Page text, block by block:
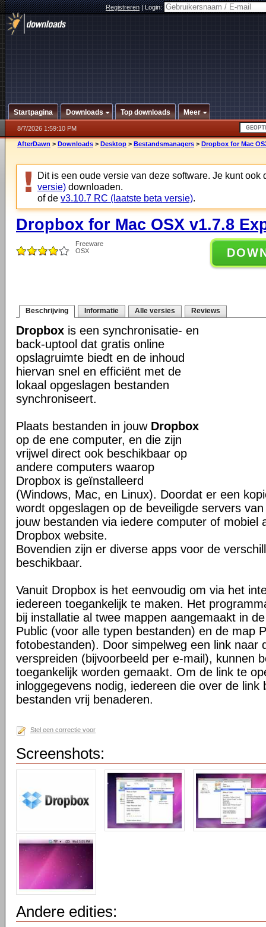
Registreren|Login:
Startpagina Downloads Top downloads Meer
8/7/2026 1:59:10 PM
AfterDawn > Downloads > Desktop > Bestandsmanagers > Dropbox for Mac
Dit is een oude versie van deze software. Je kunt ook
versie) downloaden.
of de v3.10.7 RC (laatste beta versie).
Dropbox for Mac OSX v1.7.8
Freeware
OSX
Beschrijving Informatie Alle versies Reviews
Dropbox is een synchronisatie- en
back-uptool dat gratis online
opslagruimte biedt en de inhoud
hiervan snel en efficiënt met de
lokaal opgeslagen bestanden
synchroniseert.
Plaats bestanden in jouw Dropbox
op de ene computer, en die zijn
vrijwel direct ook beschikbaar op
andere computers waarop
Dropbox is geïnstalleerd
(Windows, Mac, en Linux). Doordat er een
wordt opgeslagen op de beveiligde servers
jouw bestanden via iedere computer of mobiel
Dropbox website.
Bovendien zijn er diverse apps voor de
beschikbaar.
Vanuit Dropbox is het eenvoudig om via het
iedereen toegankelijk te maken. Het
bij installatie al twee mappen aangemaakt in
Public (voor alle typen bestanden) en de map
fotobestanden). Door simpelweg een link naar
verspreiden (bijvoorbeeld per e-mail), kunnen
toegankelijk worden gemaakt. Om de link te
inloggegevens nodig, iedereen die over de link
bestanden vrij benaderen.
Stel een correctie voor
Screenshots:
Andere edities: